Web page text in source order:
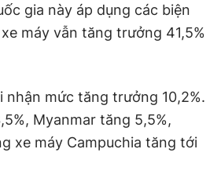
gia này áp dụng các biện
máy vẫn tăng trưởng 41,5%
mức tăng trưởng 10,2%.
Myanmar tăng 5,5%,
xe máy Campuchia tăng tới